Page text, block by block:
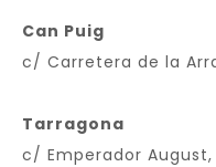
Can Puig
c/ Carretera de la
Tarragona
c/ Emperador